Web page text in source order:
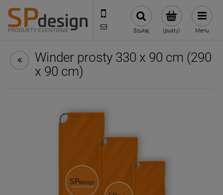
221002030
sklep@reklamydrukarnia.pl
(pusty)
Szukaj Menu
Winder prosty 330 x 90 cm (290
x 90 cm)